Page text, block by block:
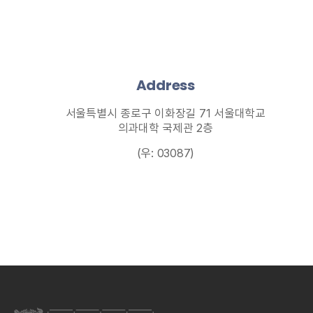
Address
서울특별시 종로구 이화장길 71 서울대학교
의과대학 국제관 2층
(우: 03087)